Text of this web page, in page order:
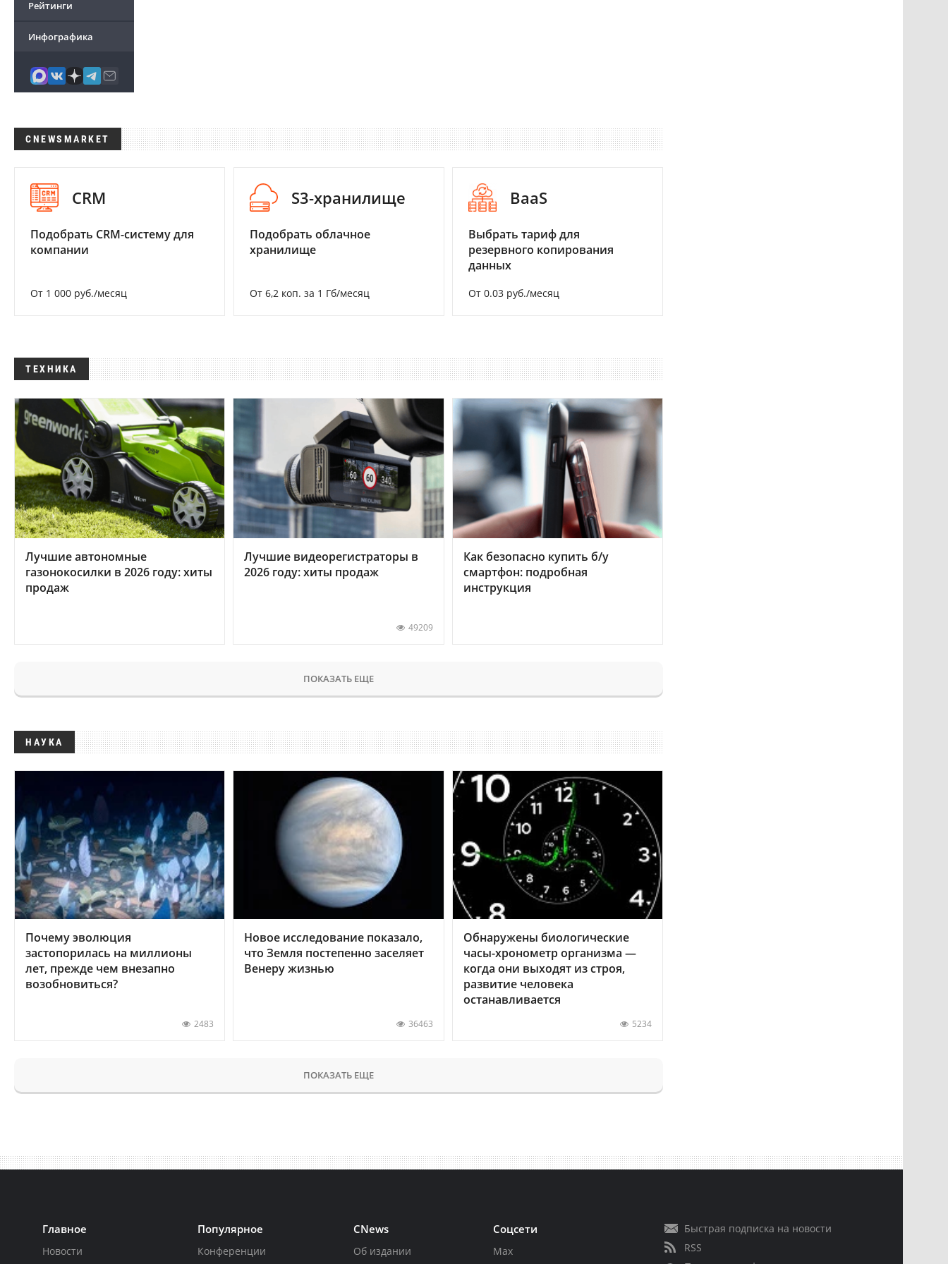
Рейтинги
Инфографика
CNEWSMARKET
CRM
Подобрать CRM-систему для
компании
От 1 000 руб./месяц
S3-хранилище
Подобрать облачное
хранилище
От 6,2 коп. за 1 Гб/месяц
BaaS
Выбрать тариф для
резервного копирования
данных
От 0.03 руб./месяц
ТЕХНИКА
Лучшие автономные
газонокосилки в 2026 году: хиты
продаж
Лучшие видеорегистраторы в
2026 году: хиты продаж
49209
Как безопасно купить б/у
смартфон: подробная
инструкция
ПОКАЗАТЬ ЕЩЕ
НАУКА
Почему эволюция
застопорилась на миллионы
лет, прежде чем внезапно
возобновиться?
2483
Новое исследование показало,
что Земля постепенно заселяет
Венеру жизнью
36463
Обнаружены биологические
часы-хронометр организма —
когда они выходят из строя,
развитие человека
останавливается
5234
ПОКАЗАТЬ ЕЩЕ
Главное
Новости
Популярное
Конференции
CNews
Об издании
Соцсети
Max
Быстрая подписка на новости
RSS